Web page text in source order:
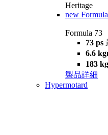
Heritage
new
Formula 73
73 ps
6.6
183 kg
製品詳細
Hypermotard